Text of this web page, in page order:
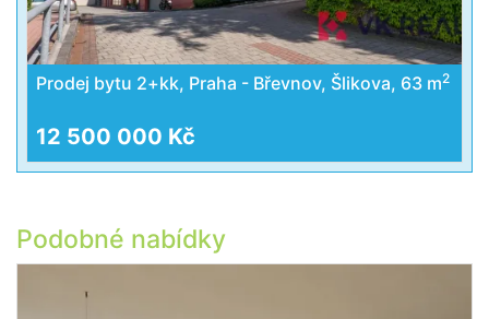
Prodej bytu 2+kk, Praha - Břevnov, Šlikova, 63 m2
12 500 000 Kč
Podobné nabídky